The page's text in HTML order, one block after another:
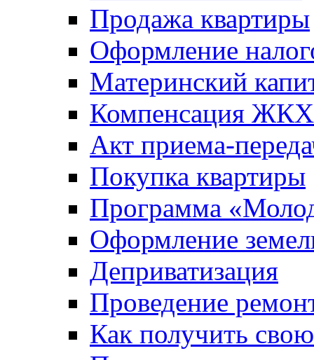
Продажа квартиры
Оформление
Материнский
Компенсация ЖКХ
Акт приема-
Покупка квартиры
Программа
Оформление
Деприватизация
Проведение
Как получить